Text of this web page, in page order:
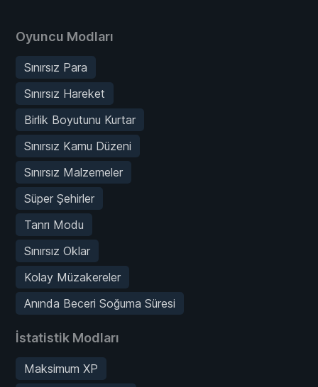
Oyuncu Modları
Sınırsız Para
Sınırsız Hareket
Birlik Boyutunu Kurtar
Sınırsız Kamu Düzeni
Sınırsız Malzemeler
Süper Şehirler
Tanrı Modu
Sınırsız Oklar
Kolay Müzakereler
Anında Beceri Soğuma Süresi
İstatistik Modları
Maksimum XP